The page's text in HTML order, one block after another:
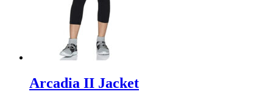
Arcadia II Jacket